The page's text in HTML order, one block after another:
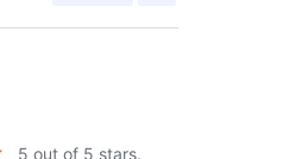
5 out of 5 stars.